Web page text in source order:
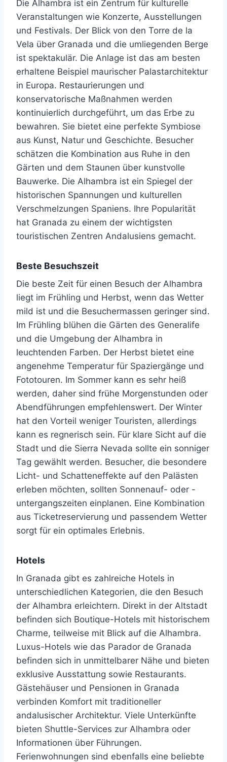
Die Alhambra ist ein Zentrum für kulturelle
Veranstaltungen wie Konzerte, Ausstellungen
und Festivals. Der Blick von den Torre de la
Vela über Granada und die umliegenden Berge
ist spektakulär. Die Anlage ist das am besten
erhaltene Beispiel maurischer Palastarchitektur
in Europa. Restaurierungen und
konservatorische Maßnahmen werden
kontinuierlich durchgeführt, um das Erbe zu
bewahren. Sie bietet eine perfekte Symbiose
aus Kunst, Natur und Geschichte. Besucher
schätzen die Kombination aus Ruhe in den
Gärten und dem Staunen über kunstvolle
Bauwerke. Die Alhambra ist ein Spiegel der
historischen Spannungen und kulturellen
Verschmelzungen Spaniens. Ihre Popularität
hat Granada zu einem der wichtigsten
touristischen Zentren Andalusiens gemacht.
Beste Besuchszeit
Die beste Zeit für einen Besuch der Alhambra
liegt im Frühling und Herbst, wenn das Wetter
mild ist und die Besuchermassen geringer sind.
Im Frühling blühen die Gärten des Generalife
und die Umgebung der Alhambra in
leuchtenden Farben. Der Herbst bietet eine
angenehme Temperatur für Spaziergänge und
Fototouren. Im Sommer kann es sehr heiß
werden, daher sind frühe Morgenstunden oder
Abendführungen empfehlenswert. Der Winter
hat den Vorteil weniger Touristen, allerdings
kann es regnerisch sein. Für klare Sicht auf die
Stadt und die Sierra Nevada sollte ein sonniger
Tag gewählt werden. Besucher, die besondere
Licht- und Schatteneffekte auf den Palästen
erleben möchten, sollten Sonnenauf- oder -
untergangszeiten einplanen. Eine Kombination
aus Ticketreservierung und passendem Wetter
sorgt für ein optimales Erlebnis.
Hotels
In Granada gibt es zahlreiche Hotels in
unterschiedlichen Kategorien, die den Besuch
der Alhambra erleichtern. Direkt in der Altstadt
befinden sich Boutique-Hotels mit historischem
Charme, teilweise mit Blick auf die Alhambra.
Luxus-Hotels wie das Parador de Granada
befinden sich in unmittelbarer Nähe und bieten
exklusive Ausstattung sowie Restaurants.
Gästehäuser und Pensionen in Granada
verbinden Komfort mit traditioneller
andalusischer Architektur. Viele Unterkünfte
bieten Shuttle-Services zur Alhambra oder
Informationen über Führungen.
Ferienwohnungen sind ebenfalls eine beliebte